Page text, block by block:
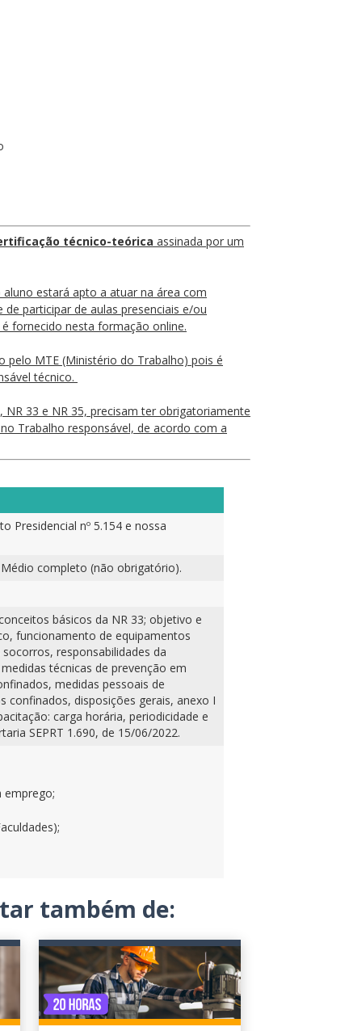
técnico-teórica assinada por um
estará apto a atuar na área com
participar de aulas presenciais e/ou
fornecido nesta formação online.
pelo MTE (Ministério do Trabalho) pois é
técnico.
33 e NR 35, precisam ter obrigatoriamente
Trabalho responsável, de acordo com a
Presidencial nº 5.154 e nossa
completo (não obrigatório).
básicos da NR 33; objetivo e
funcionamento de equipamentos
responsabilidades da
técnicas de prevenção em
medidas pessoais de
confinados, disposições gerais, anexo I
carga horária, periodicidade e
SEPRT 1.690, de 15/06/2022.
emprego;
também de: